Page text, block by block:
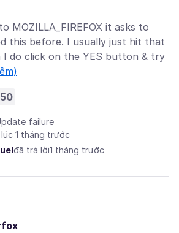
MOZILLA_FIREFOX it asks to
this before. I usually just hit that
I do click on the YES button & try
50
failure
1 tháng trước
đã trả lời1 tháng trước